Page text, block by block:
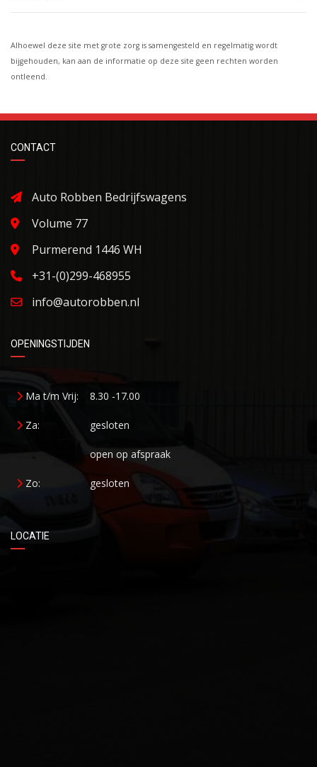
Alhoewel deze site met grote zorg is samengesteld en regelmatig wordt
bijgehouden, kan aan de informatie op deze site geen rechten worden
ontleend.
CONTACT
Auto Robben Bedrijfswagens
Volume 77
Purmerend 1446 WH
+31-(0)299-468955
info@autorobben.nl
OPENINGSTIJDEN
Ma t/m Vrij: 8.30 -17.00
Za: gesloten
open op afspraak
Zo: gesloten
LOCATIE